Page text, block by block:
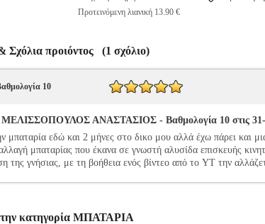
Προτεινόμενη λιανική 13.90 €
Σχόλια προιόντος (1 σχόλιο)
10
ΜΕΛΙΣΣΟΠΟΥΛΟΣ ΑΝΑΣΤΑΣΙΟΣ - Βαθμολογία 10 στις 31-
μπαταρία εδώ και 2 μήνες στο δικο μου αλλά έχω πάρει και
μπαταρίας που έκανα σε γνωστή αλυσίδα επισκευής
της γνήσιας, με τη βοήθεια ενός βίντεο από το YT την
κατηγορία ΜΠΑΤΑΡΙΑ